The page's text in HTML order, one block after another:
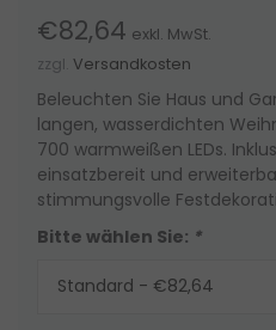
€82,64 exkl. MwSt.
zzgl. Versandkosten
Beleuchten Sie Haus und
langen, wasserdichten
700 warmweißen LEDs.
einsatzbereit und
stimmungsvolle
Bitte wählen Sie: *